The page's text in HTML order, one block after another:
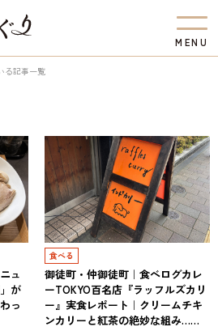
M EN U
る記事一覧
ュ
が
っ
食べる
御徒町・仲御徒町｜食べログカレ
ーTOKYO百名店『ラッフルズカリ
ー』実食レポート｜クリームチキ
ンカリーと紅茶の絶妙な組み……